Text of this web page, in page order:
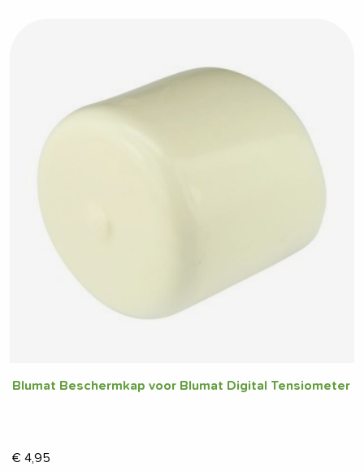
Blumat Beschermkap voor Blumat Digital Tensiometer
€ 4,95